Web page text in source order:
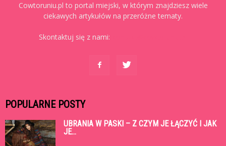
Cowtoruniu.pl to portal miejski, w którym znajdziesz wiele
ciekawych artykułów na przeróżne tematy.
Skontaktuj się z nami:
POPULARNE POSTY
UBRANIA W PASKI – Z CZYM JE ŁĄCZYĆ I JAK
JE...